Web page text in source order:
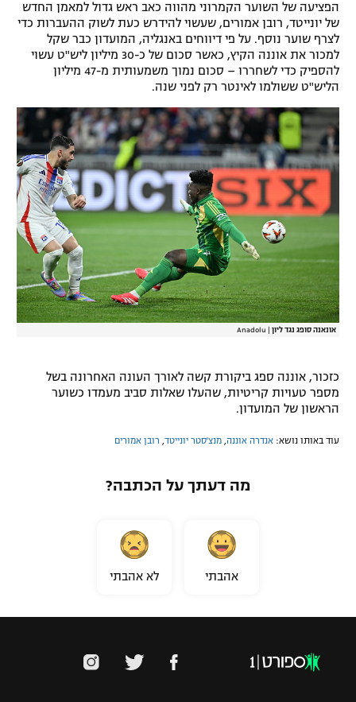
הפציעה של השוער הקמרוני מהווה כאב ראש גדול למאמן החדש
של יונייטד, רובן אמורים, שעשוי להידרש כעת לשוק ההעברות כדי
לצרף שוער נוסף. על פי דיווחים באנגליה, המועדון כבר שקל
למכור את אוננה הקיץ, כאשר סכום של כ-30 מיליון ליש"ט עשוי
להספיק כדי לשחררו – סכום נמוך משמעותית מ-47 מיליון
הליש"ט ששולמו לאינטר רק לפני שנה.
אונאנה סופג נגד ליון Anadolu
כזכור, אוננה ספג ביקורת קשה לאורך העונה האחרונה בשל
מספר טעויות קריטיות, שהעלו שאלות סביב מעמדו כשוער
הראשון של המועדון.
עוד באותו נושא: אנדרה אוננה מנצ'סטר יונייטד רובן אמורים
מה דעתך על הכתבה?
אהבתי לא אהבתי